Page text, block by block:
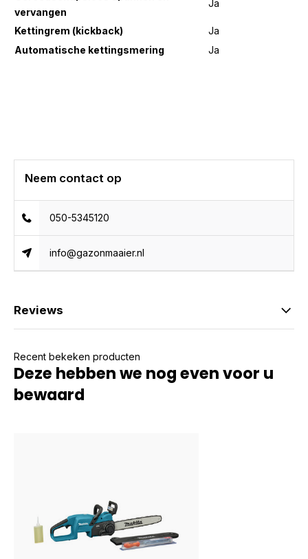
vervangen
Ja
Kettingrem (kickback)
Ja
Automatische kettingsmering
Ja
Neem contact op
050-5345120
info@gazonmaaier.nl
Reviews
Recent bekeken producten
Deze hebben we nog even voor u
bewaard